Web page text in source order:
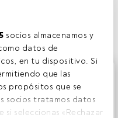
socios almacenamos y
datos de
en tu dispositivo. Si
que las
propósitos que se
socios tratamos datos
seleccionas «Rechazar
usuarios registrados
accede desde el
te invitamos a
que ofrece